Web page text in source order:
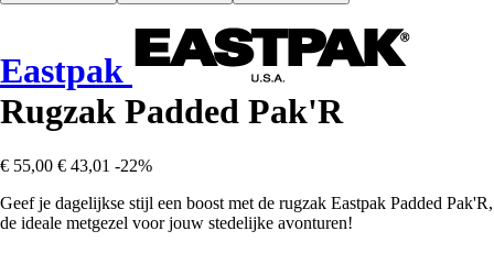
Eastpak
Rugzak Padded Pak'R
€ 55,00 € 43,01 -22%
Geef je dagelijkse stijl een boost met de rugzak Eastpak Padded Pak'R,
de ideale metgezel voor jouw stedelijke avonturen!